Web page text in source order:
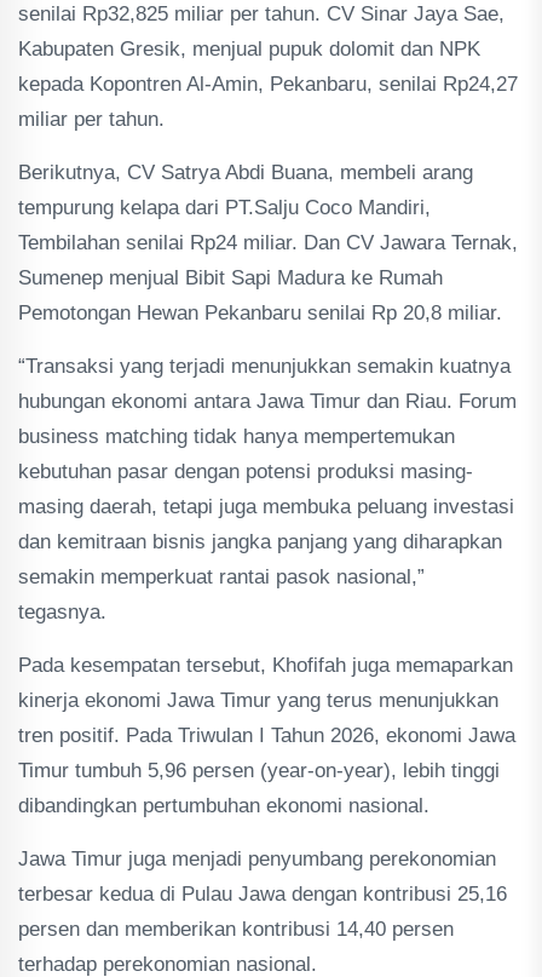
senilai Rp32,825 miliar per tahun. CV Sinar Jaya Sae,
Kabupaten Gresik, menjual pupuk dolomit dan NPK
kepada Kopontren Al-Amin, Pekanbaru, senilai Rp24,27
miliar per tahun.
Berikutnya, CV Satrya Abdi Buana, membeli arang
tempurung kelapa dari PT.Salju Coco Mandiri,
Tembilahan senilai Rp24 miliar. Dan CV Jawara Ternak,
Sumenep menjual Bibit Sapi Madura ke Rumah
Pemotongan Hewan Pekanbaru senilai Rp 20,8 miliar.
“Transaksi yang terjadi menunjukkan semakin kuatnya
hubungan ekonomi antara Jawa Timur dan Riau. Forum
business matching tidak hanya mempertemukan
kebutuhan pasar dengan potensi produksi masing-
masing daerah, tetapi juga membuka peluang investasi
dan kemitraan bisnis jangka panjang yang diharapkan
semakin memperkuat rantai pasok nasional,”
tegasnya.
Pada kesempatan tersebut, Khofifah juga memaparkan
kinerja ekonomi Jawa Timur yang terus menunjukkan
tren positif. Pada Triwulan I Tahun 2026, ekonomi Jawa
Timur tumbuh 5,96 persen (year-on-year), lebih tinggi
dibandingkan pertumbuhan ekonomi nasional.
Jawa Timur juga menjadi penyumbang perekonomian
terbesar kedua di Pulau Jawa dengan kontribusi 25,16
persen dan memberikan kontribusi 14,40 persen
terhadap perekonomian nasional.